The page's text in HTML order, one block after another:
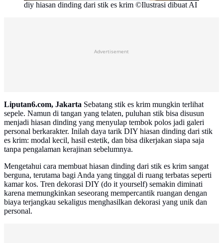
diy hiasan dinding dari stik es krim ©Ilustrasi dibuat AI
Advertisement
Liputan6.com, Jakarta Sebatang stik es krim mungkin terlihat
sepele. Namun di tangan yang telaten, puluhan stik bisa disusun
menjadi hiasan dinding yang menyulap tembok polos jadi galeri
personal berkarakter. Inilah daya tarik DIY hiasan dinding dari stik
es krim: modal kecil, hasil estetik, dan bisa dikerjakan siapa saja
tanpa pengalaman kerajinan sebelumnya.
Mengetahui cara membuat hiasan dinding dari stik es krim sangat
berguna, terutama bagi Anda yang tinggal di ruang terbatas seperti
kamar kos. Tren dekorasi DIY (do it yourself) semakin diminati
karena memungkinkan seseorang mempercantik ruangan dengan
biaya terjangkau sekaligus menghasilkan dekorasi yang unik dan
personal.